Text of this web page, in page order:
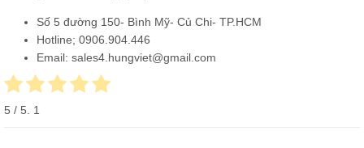
Số 5 đường 150- Bình Mỹ- Củ Chi- TP.HCM
Hotline; 0906.904.446
Email: sales4.hungviet@gmail.com
5 / 5. 1